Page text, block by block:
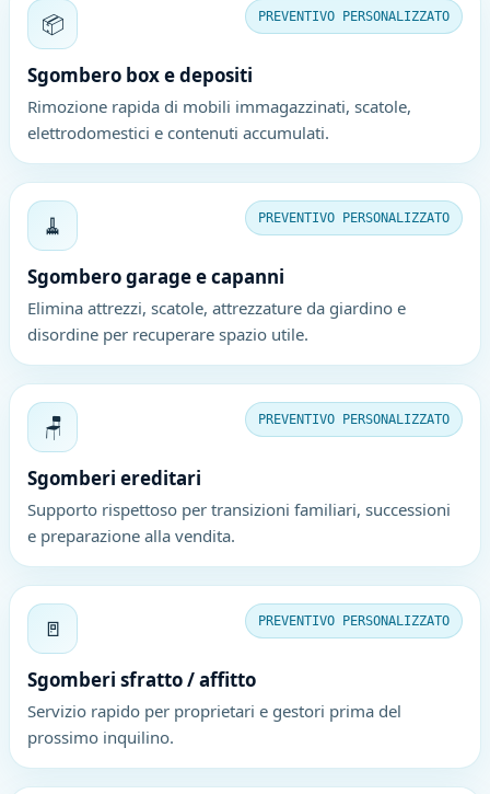
📦 PREVENTIVO PERSONALIZZATO
Sgombero box e depositi
Rimozione rapida di mobili immagazzinati, scatole,
elettrodomestici e contenuti accumulati.
🧹 PREVENTIVO PERSONALIZZATO
Sgombero garage e capanni
Elimina attrezzi, scatole, attrezzature da giardino e
disordine per recuperare spazio utile.
🪑 PREVENTIVO PERSONALIZZATO
Sgomberi ereditari
Supporto rispettoso per transizioni familiari, successioni
e preparazione alla vendita.
🚪 PREVENTIVO PERSONALIZZATO
Sgomberi sfratto / affitto
Servizio rapido per proprietari e gestori prima del
prossimo inquilino.